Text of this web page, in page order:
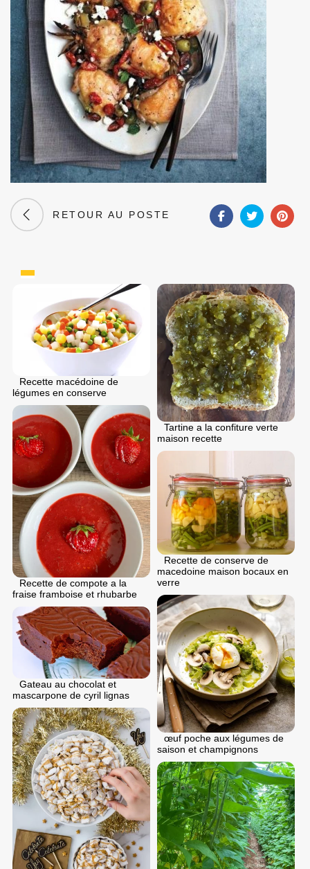
RETOUR AU POSTE
Recette macédoine de
légumes en conserve
Tartine a la confiture verte
maison recette
Recette de compote a la
fraise framboise et rhubarbe
Recette de conserve de
macedoine maison bocaux en
verre
œuf poche aux légumes de
saison et champignons
Gateau au chocolat et
mascarpone de cyril lignas